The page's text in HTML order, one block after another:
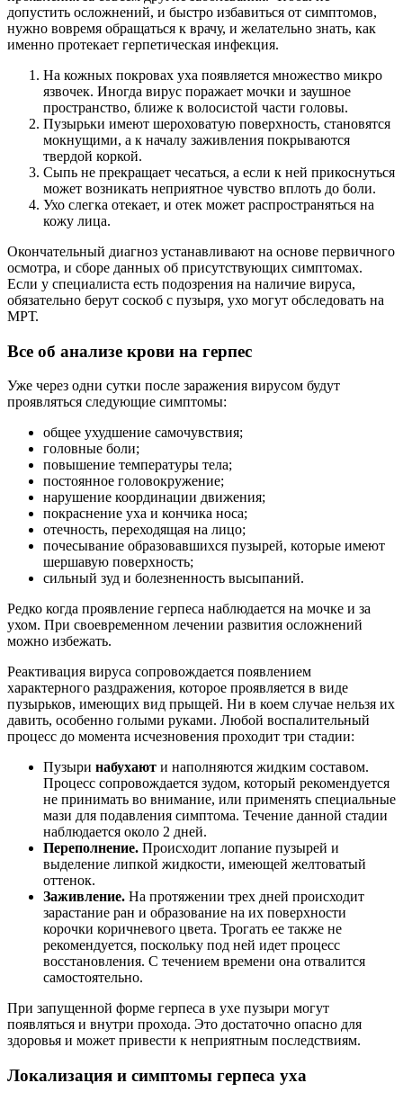
допустить осложнений, и быстро избавиться от симптомов,
нужно вовремя обращаться к врачу, и желательно знать, как
именно протекает герпетическая инфекция.
На кожных покровах уха появляется множество микро
язвочек. Иногда вирус поражает мочки и заушное
пространство, ближе к волосистой части головы.
Пузырьки имеют шероховатую поверхность, становятся
мокнущими, а к началу заживления покрываются
твердой коркой.
Сыпь не прекращает чесаться, а если к ней прикоснуться
может возникать неприятное чувство вплоть до боли.
Ухо слегка отекает, и отек может распространяться на
кожу лица.
Окончательный диагноз устанавливают на основе первичного
осмотра, и сборе данных об присутствующих симптомах.
Если у специалиста есть подозрения на наличие вируса,
обязательно берут соскоб с пузыря, ухо могут обследовать на
МРТ.
Все об анализе крови на герпес
Уже через одни сутки после заражения вирусом будут
проявляться следующие симптомы:
общее ухудшение самочувствия;
головные боли;
повышение температуры тела;
постоянное головокружение;
нарушение координации движения;
покраснение уха и кончика носа;
отечность, переходящая на лицо;
почесывание образовавшихся пузырей, которые имеют
шершавую поверхность;
сильный зуд и болезненность высыпаний.
Редко когда проявление герпеса наблюдается на мочке и за
ухом. При своевременном лечении развития осложнений
можно избежать.
Реактивация вируса сопровождается появлением
характерного раздражения, которое проявляется в виде
пузырьков, имеющих вид прыщей. Ни в коем случае нельзя их
давить, особенно голыми руками. Любой воспалительный
процесс до момента исчезновения проходит три стадии:
Пузыри набухают и наполняются жидким составом.
Процесс сопровождается зудом, который рекомендуется
не принимать во внимание, или применять специальные
мази для подавления симптома. Течение данной стадии
наблюдается около 2 дней.
Переполнение. Происходит лопание пузырей и
выделение липкой жидкости, имеющей желтоватый
оттенок.
Заживление. На протяжении трех дней происходит
зарастание ран и образование на их поверхности
корочки коричневого цвета. Трогать ее также не
рекомендуется, поскольку под ней идет процесс
восстановления. С течением времени она отвалится
самостоятельно.
При запущенной форме герпеса в ухе пузыри могут
появляться и внутри прохода. Это достаточно опасно для
здоровья и может привести к неприятным последствиям.
Локализация и симптомы герпеса уха